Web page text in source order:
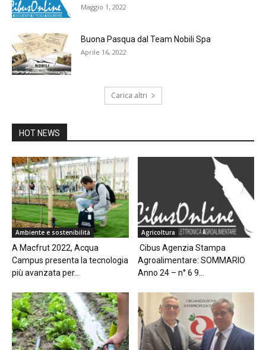
Maggio 1, 2022
Buona Pasqua dal Team Nobili Spa
Aprile 16, 2022
Carica altri
HOT NEWS
Ambiente e sostenibilità
A Macfrut 2022, Acqua
Campus presenta la tecnologia
più avanzata per...
Agricoltura
Cibus Agenzia Stampa
Agroalimentare: SOMMARIO
Anno 24 – n° 6 9...